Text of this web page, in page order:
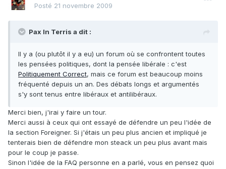
Posté 21 novembre 2009
Pax In Terris a dit :
Il y a (ou plutôt il y a eu) un forum où se confrontent toutes
les pensées politiques, dont la pensée libérale : c'est
Politiquement Correct, mais ce forum est beaucoup moins
fréquenté depuis un an. Des débats longs et argumentés
s'y sont tenus entre libéraux et antilibéraux.
Merci bien, j'irai y faire un tour.
Merci aussi à ceux qui ont essayé de défendre un peu l'idée de
la section Foreigner. Si j'étais un peu plus ancien et impliqué je
tenterais bien de défendre mon steack un peu plus avant mais
pour le coup je passe.
Sinon l'idée de la FAQ personne en a parlé, vous en pensez quoi